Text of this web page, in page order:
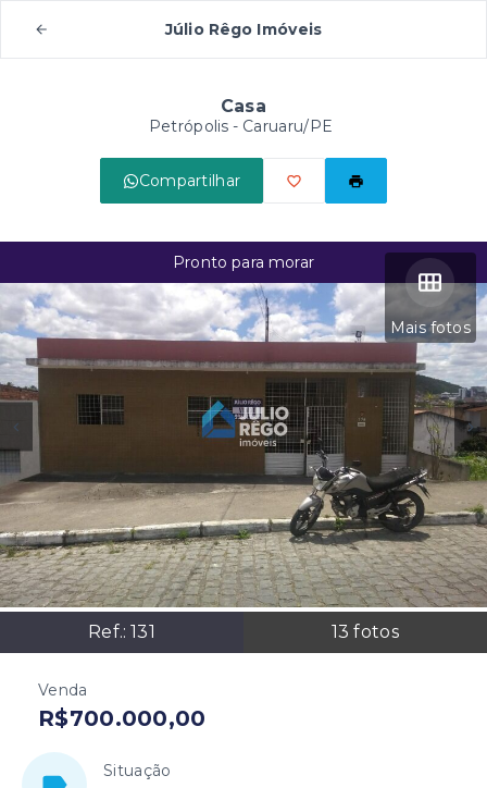
Júlio Rêgo Imóveis
Casa
Petrópolis - Caruaru/PE
Compartilhar
Mais fotos
Ref.:131 13 fotos
Pronto para morar
Venda
R$700.000,00
Situação